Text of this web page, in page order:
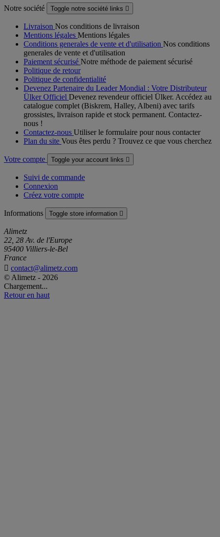
Notre société Toggle notre société links 
Livraison Nos conditions de livraison
Mentions légales Mentions légales
Conditions generales de vente et d'utilisation Nos conditions
generales de vente et d'utilisation
Paiement sécurisé Notre méthode de paiement sécurisé
Politique de retour
Politique de confidentialité
Devenez Partenaire du Leader Mondial : Votre Distributeur
Ülker Officiel Devenez revendeur officiel Ülker. Accédez au
catalogue complet (Biskrem, Halley, Albeni) avec tarifs
grossistes, livraison rapide et stock permanent. Contactez-
nous !
Contactez-nous Utiliser le formulaire pour nous contacter
Plan du site Vous êtes perdu ? Trouvez ce que vous cherchez
Votre compte Toggle your account links 
Suivi de commande
Connexion
Créez votre compte
Informations Toggle store information 
Alimetz
22, 28 Av. de l'Europe
95400 Villiers-le-Bel
France
 contact@alimetz.com
© Alimetz - 2026
Chargement...
Retour en haut